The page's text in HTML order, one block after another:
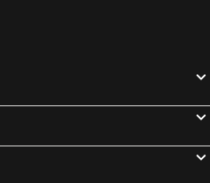
Glasgow, Escócia Hotéis